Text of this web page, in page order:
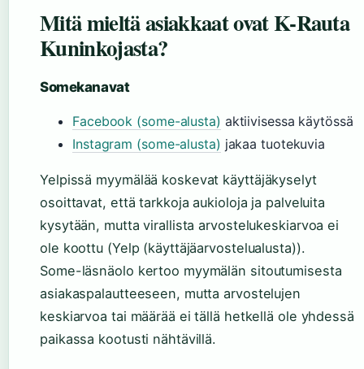
Mitä mieltä asiakkaat ovat K-Rauta
Kuninkojasta?
Somekanavat
Facebook (some-alusta) aktiivisessa käytössä
Instagram (some-alusta) jakaa tuotekuvia
Yelpissä myymälää koskevat käyttäjäkyselyt
osoittavat, että tarkkoja aukioloja ja palveluita
kysytään, mutta virallista arvostelukeskiarvoa ei
ole koottu (Yelp (käyttäjäarvostelualusta)).
Some-läsnäolo kertoo myymälän sitoutumisesta
asiakaspalautteeseen, mutta arvostelujen
keskiarvoa tai määrää ei tällä hetkellä ole yhdessä
paikassa kootusti nähtävillä.